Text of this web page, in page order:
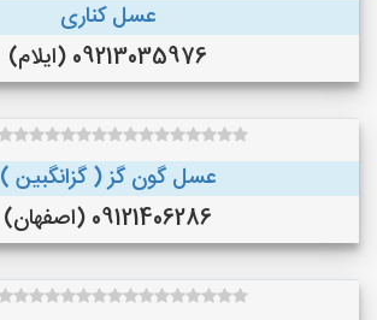
عسل کناری
09213035976 (ایلام)
عسل گون گز ( گزانگبین )
09121406286 (اصفهان)